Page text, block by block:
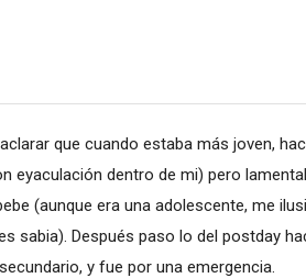
que cuando estaba más joven,
eyaculación dentro de mi) pero
(aunque era una adolescente, me
sabia). Después paso lo del postday
y fue por una emergencia.